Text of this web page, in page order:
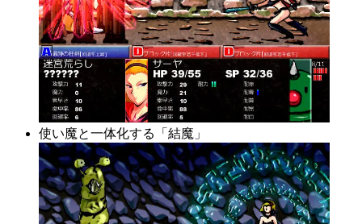
使い魔と一体化する「結魔」